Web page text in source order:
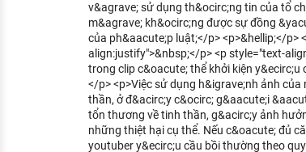
v&agrave; sử dụng th&ocirc;ng tin của tổ
m&agrave; kh&ocirc;ng được sự đồng
của ph&aacute;p luật;</p> <p>&hellip;</
align:justify">&nbsp;</p> <p style="text-
trong clip c&oacute; thể khởi kiện
</p> <p>Việc sử dụng h&igrave;nh ảnh
thần, ở đ&acirc;y c&ocirc; g&aacute;i
tổn thương về tinh thần, g&acirc;y ảnh
những thiệt hại cụ thể. Nếu c&oacute; đủ
youtuber y&ecirc;u cầu bồi thường theo